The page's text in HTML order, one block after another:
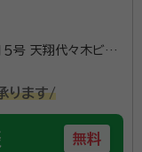
５号 天翔代々木ビ
ります/
無料